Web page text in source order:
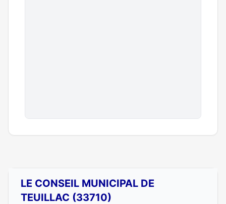
LE CONSEIL MUNICIPAL DE
TEUILLAC (33710)